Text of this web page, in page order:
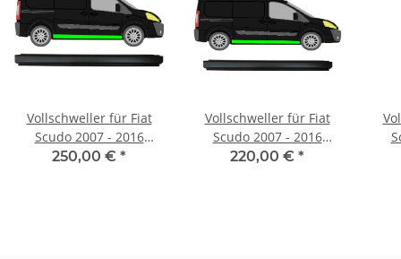
Vollschweller für Fiat
Scudo 2007 - 2016
rechts
250,00 € *
Vollschweller für Fiat
Scudo 2007 - 2016
langer Radstand rechts
220,00 € *